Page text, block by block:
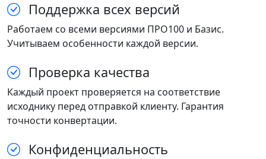
Поддержка всех версий
Работаем со всеми версиями ПРО100 и Базис.
Учитываем особенности каждой версии.
Проверка качества
Каждый проект проверяется на соответствие
исходнику перед отправкой клиенту. Гарантия
точности конвертации.
Конфиденциальность